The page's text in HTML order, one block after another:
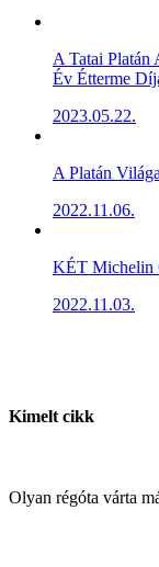
A Tatai
Év Étterme
2023.05.22.
A Platán
2022.11.06.
KÉT Michelin
2022.11.03.
Kimelt cikk
Olyan régóta várta